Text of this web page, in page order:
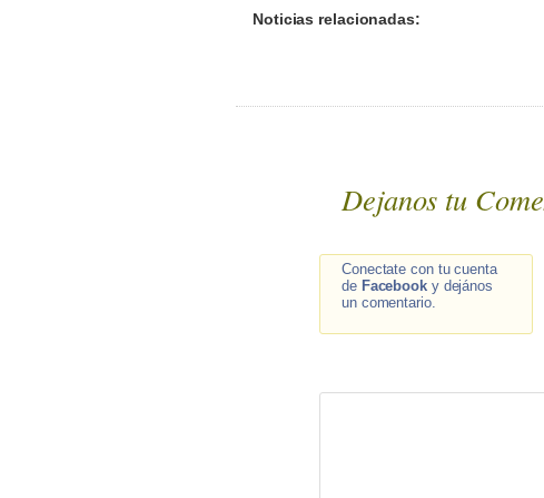
Noticias relacionadas:
Dejanos tu
Conectate con tu cuenta
de Facebooky dejános
un comentario.